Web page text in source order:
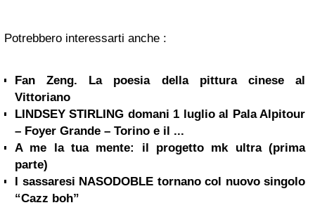
Potrebbero interessarti anche :
Fan Zeng. La poesia della pittura cinese al
Vittoriano
LINDSEY STIRLING domani 1 luglio al Pala Alpitour
– Foyer Grande – Torino e il ...
A me la tua mente: il progetto mk ultra (prima
parte)
I sassaresi NASODOBLE tornano col nuovo singolo
“Cazz boh”